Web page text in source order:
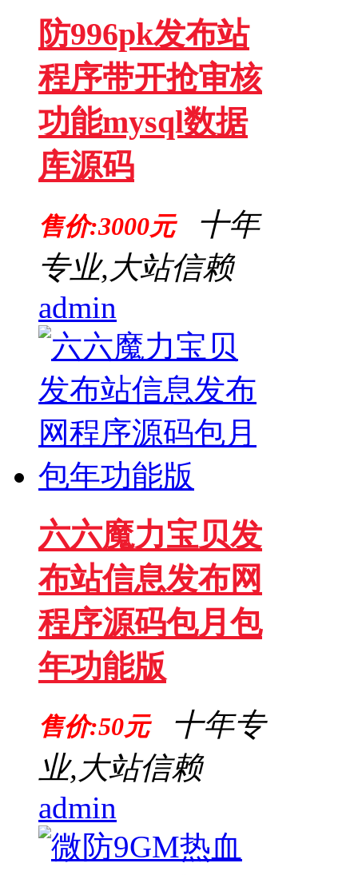
防996pk发布站
程序带开抢审核
功能mysql数据
库源码
售价:3000元
十年
专业,大站信赖
admin
六六魔力宝贝发
布站信息发布网
程序源码包月包
年功能版
售价:50元
十年专
业,大站信赖
admin